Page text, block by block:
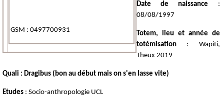
GSM : 0497700931
Date de naissance :
08/08/1997
Totem, lieu et année de
totémisation : Wapiti,
Theux 2019
Quali : Dragibus (bon au début mais on s'en lasse vite)
Etudes : Socio-anthropologie UCL